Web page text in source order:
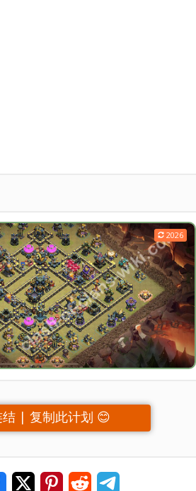
2026
结 | 复制此计划 😊